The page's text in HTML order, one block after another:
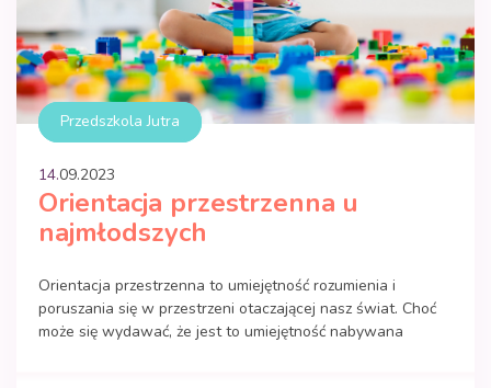
Przedszkola Jutra
14.09.2023
Orientacja przestrzenna u
najmłodszych
Orientacja przestrzenna to umiejętność rozumienia i
poruszania się w przestrzeni otaczającej nasz świat. Choć
może się wydawać, że jest to umiejętność nabywana